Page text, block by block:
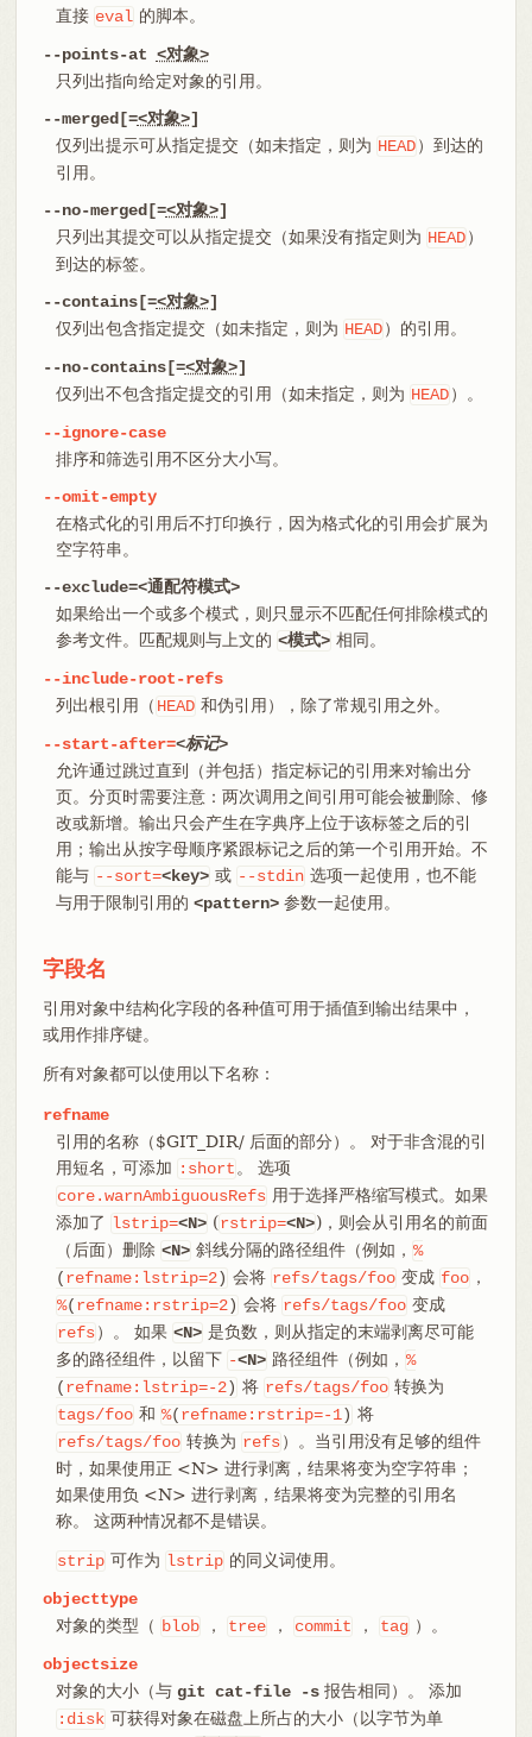
直接 eval 的脚本。
--points-at <对象>
只列出指向给定对象的引用。
--merged[=<对象>]
仅列出提示可从指定提交（如未指定，则为 HEAD ）到达的
引用。
--no-merged[=<对象>]
只列出其提交可以从指定提交（如果没有指定则为 HEAD ）
到达的标签。
--contains[=<对象>]
仅列出包含指定提交（如未指定，则为 HEAD ）的引用。
--no-contains[=<对象>]
仅列出不包含指定提交的引用（如未指定，则为 HEAD ）。
--ignore-case
排序和筛选引用不区分大小写。
--omit-empty
在格式化的引用后不打印换行，因为格式化的引用会扩展为
空字符串。
--exclude=<通配符模式>
如果给出一个或多个模式，则只显示不匹配任何排除模式的
参考文件。匹配规则与上文的 <模式> 相同。
--include-root-refs
列出根引用（ HEAD 和伪引用），除了常规引用之外。
--start-after=<标记>
允许通过跳过直到（并包括）指定标记的引用来对输出分
页。分页时需要注意：两次调用之间引用可能会被删除、修
改或新增。输出只会产生在字典序上位于该标签之后的引
用；输出从按字母顺序紧跟标记之后的第一个引用开始。不
能与 --sort=<key> 或 --stdin 选项一起使用，也不能
与用于限制引用的 <pattern>参数一起使用。
字段名
引用对象中结构化字段的各种值可用于插值到输出结果中，
或用作排序键。
所有对象都可以使用以下名称：
refname
引用的名称（$GIT_DIR/ 后面的部分）。 对于非含混的引
用短名，可添加 :short 。 选项
core.warnAmbiguousRefs 用于选择严格缩写模式。如果
添加了 lstrip=<N> (rstrip=<N>)，则会从引用名的前面
（后面）删除 <N> 斜线分隔的路径组件（例如， %
(refname:lstrip=2) 会将 refs/tags/foo 变成 foo ，
%(refname:rstrip=2) 会将 refs/tags/foo 变成
refs ）。 如果 <N> 是负数，则从指定的末端剥离尽可能
多的路径组件，以留下 -<N> 路径组件（例如， %
(refname:lstrip=-2) 将 refs/tags/foo 转换为
tags/foo 和 %(refname:rstrip=-1) 将
refs/tags/foo 转换为 refs ）。当引用没有足够的组件
时，如果使用正 <N> 进行剥离，结果将变为空字符串；
如果使用负 <N> 进行剥离，结果将变为完整的引用名
称。 这两种情况都不是错误。
strip 可作为 lstrip 的同义词使用。
objecttype
对象的类型（ blob ， tree ， commit ， tag ）。
objectsize
对象的大小（与 git cat-file -s报告相同）。 添加
:disk 可获得对象在磁盘上所占的大小（以字节为单